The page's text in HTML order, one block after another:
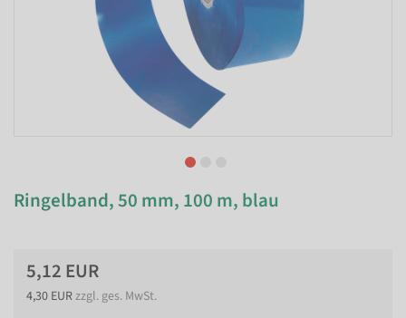
Ringelband, 50 mm, 100 m, blau
5,12 EUR
4,30 EURzzgl. ges. MwSt.